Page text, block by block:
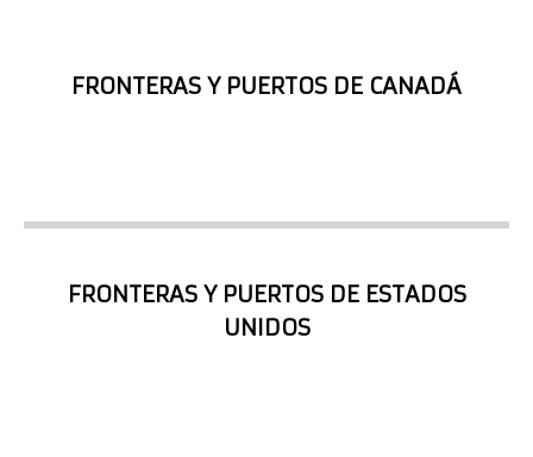
FRONTERAS Y PUERTOS DE CANADÁ
FRONTERAS Y PUERTOS DE ESTADOS
UNIDOS